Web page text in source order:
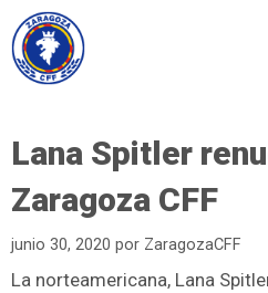
Lana Spitler
Zaragoza CFF
junio 30, 2020 por ZaragozaCFF
La norteamericana, Lana